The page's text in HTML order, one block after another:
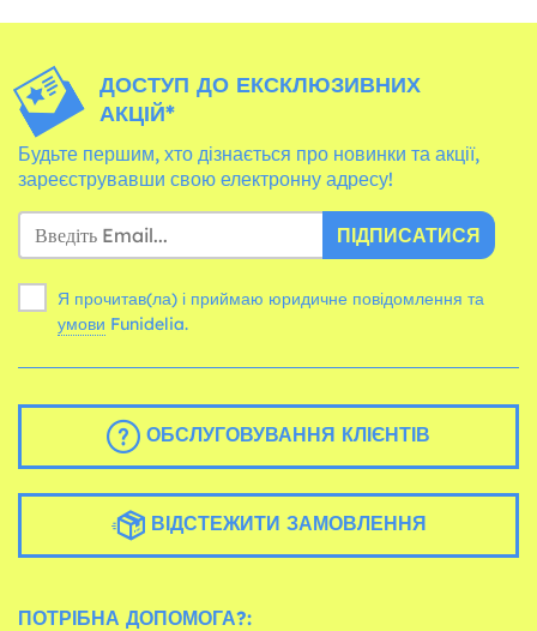
ДОСТУП ДО ЕКСКЛЮЗИВНИХ
АКЦІЙ*
Будьте першим, хто дізнається про новинки та акції,
зареєструвавши свою електронну адресу!
ПІДПИСАТИСЯ
Я прочитав(ла) і приймаю юридичне повідомлення та
умови Funidelia.
ОБСЛУГОВУВАННЯ КЛІЄНТІВ
ВІДСТЕЖИТИ ЗАМОВЛЕННЯ
ПОТРІБНА ДОПОМОГА?: